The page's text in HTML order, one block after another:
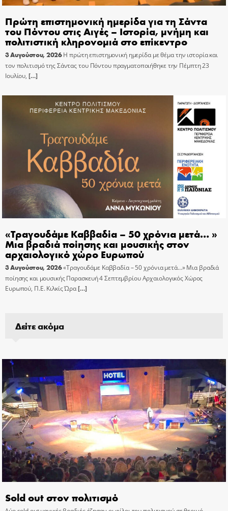
Πρώτη επιστημονική ημερίδα για τη Σάντα
του Πόντου στις Αιγές – Ιστορία, μνήμη και
πολιτιστική κληρονομιά στο επίκεντρο
3 Αυγούστου, 2026 Η πρώτη επιστημονική ημερίδα με θέμα την ιστορία και
τον πολιτισμό της Σάντας του Πόντου πραγματοποιήθηκε την Πέμπτη 23
Ιουλίου, […]
«Τραγουδάμε Καββαδία – 50 χρόνια μετά… »
Μια βραδιά ποίησης και μουσικής στον
αρχαιολογικό χώρο Ευρωπού
3 Αυγούστου, 2026«Τραγουδάμε Καββαδία – 50 χρόνια μετά…» Μια βραδιά
ποίησης και μουσικής Παρασκευή 4 Σεπτεμβρίου Αρχαιολογικός Χώρος
Ευρωπού, Π.Ε. Κιλκίς Ώρα[…]
Δείτε ακόμα
Sold out στον πολιτισμό